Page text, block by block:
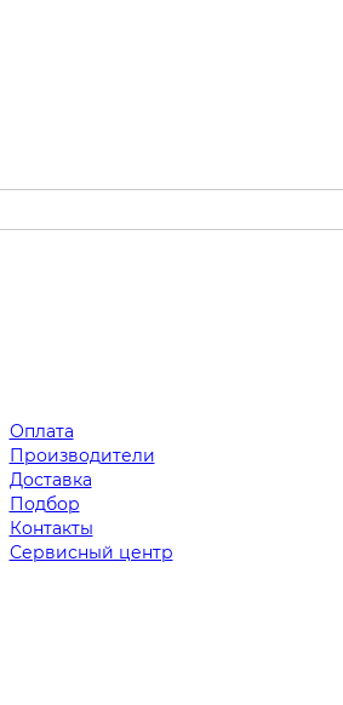
Оплата
Производители
Доставка
Подбор
Контакты
Сервисный центр